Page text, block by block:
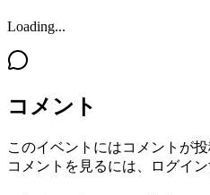
Loading...
コメント
このイベントにはコメントが投
コメントを見るには、ログイ